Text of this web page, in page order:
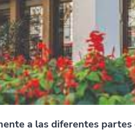
a las diferentes